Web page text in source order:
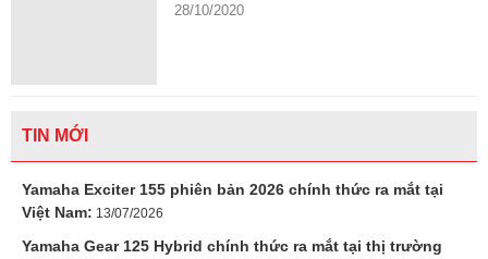
28/10/2020
TIN MỚI
Yamaha Exciter 155 phiên bản 2026 chính thức ra mắt tại
Việt Nam: 13/07/2026
Yamaha Gear 125 Hybrid chính thức ra mắt tại thị trường